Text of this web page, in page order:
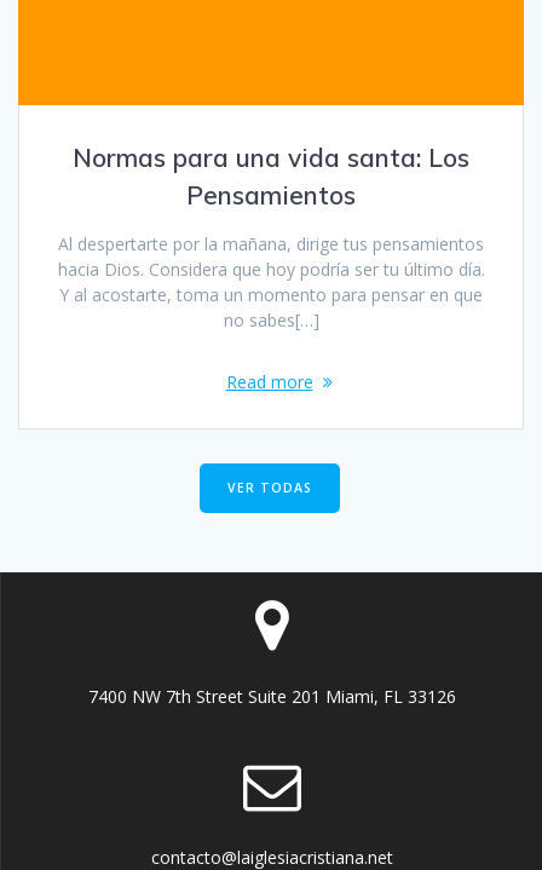
Normas para una vida santa: Los
Pensamientos
Al despertarte por la mañana, dirige tus pensamientos
hacia Dios. Considera que hoy podría ser tu último día.
Y al acostarte, toma un momento para pensar en que
no sabes[…]
Read more
VER TODAS
7400 NW 7th Street Suite 201 Miami, FL 33126
contacto@laiglesiacristiana.net